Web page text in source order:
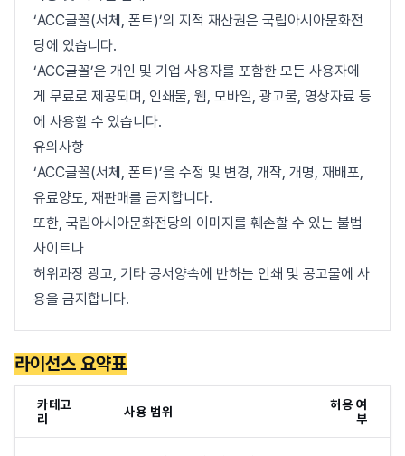
‘ACC글꼴(서체, 폰트)’의 지적 재산권은 국립아시아문화전
당에 있습니다.
‘ACC글꼴’은 개인 및 기업 사용자를 포함한 모든 사용자에
게 무료로 제공되며, 인쇄물, 웹, 모바일, 광고물, 영상자료 등
에 사용할 수 있습니다.
유의사항
‘ACC글꼴(서체, 폰트)’을 수정 및 변경, 개작, 개명, 재배포,
유료양도, 재판매를 금지합니다.
또한, 국립아시아문화전당의 이미지를 훼손할 수 있는 불법
사이트나
허위과장 광고, 기타 공서양속에 반하는 인쇄 및 공고물에 사
용을 금지합니다.
라이선스 요약표
카테고
리
사용 범위
허용 여
부